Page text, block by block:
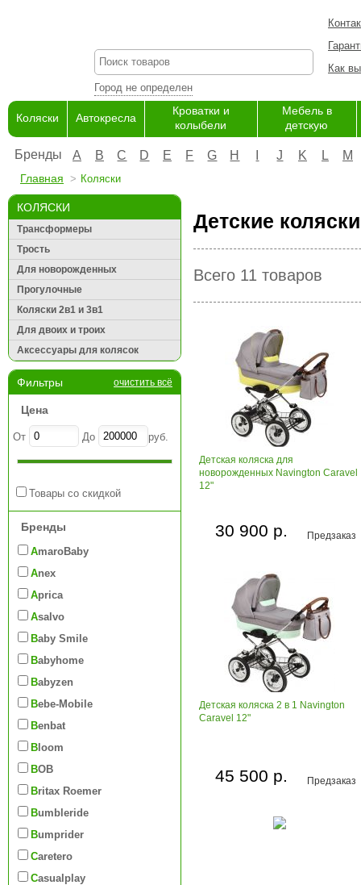
Город не определен
Как
Коляски Автокресла
Кроватки и
колыбели
Мебель в
детскую
Бренды A B C D E F G H J K L M
Главная Коляски
КОЛЯСКИ
Трансформеры
Трость
Для новорожденных
Прогулочные
Коляски 2в1 и 3в1
Для двоих и троих
Аксессуары для колясок
Фильтры очистить всё
Цена
От До руб.
Товары со скидкой
Бренды
AmaroBaby
Anex
Aprica
Asalvo
Baby Smile
Babyhome
Babyzen
Bebe-Mobile
Benbat
Bloom
BOB
Britax Roemer
Bumbleride
Bumprider
Caretero
Casualplay
Детские коляски
Всего 11 товаров
Детская коляска для
новорожденных Navington Caravel
12"
Предзаказ
30 900 р.
Детская коляска 2 в 1 Navington
Caravel 12"
Предзаказ
45 500 р.